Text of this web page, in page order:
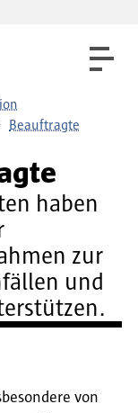
Beauftragte
haben
zur
und
von